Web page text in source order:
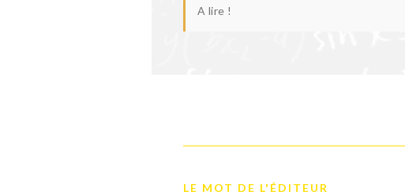
A lire !
LE MOT DE L'ÉDITEUR